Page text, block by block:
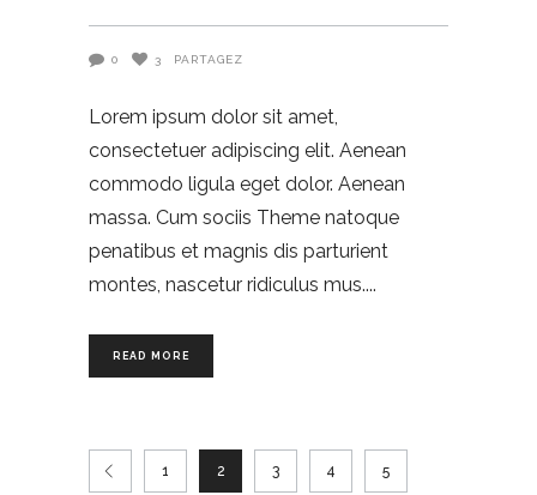
0 3 PARTAGEZ
Lorem ipsum dolor sit amet,
consectetuer adipiscing elit. Aenean
commodo ligula eget dolor. Aenean
massa. Cum sociis Theme natoque
penatibus et magnis dis parturient
montes, nascetur ridiculus mus.
READ MORE
1 2 3 4 5